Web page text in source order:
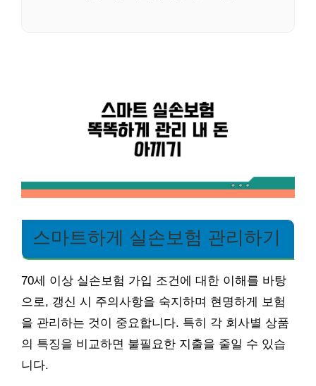
스마트하게 실손보험 관리하기
70세 이상 실손보험 가입 조건에 대한 이해를 바탕
으로, 갱신 시 주의사항을 숙지하며 현명하게 보험
을 관리하는 것이 중요합니다. 특히 각 회사별 상품
의 특징을 비교하면 불필요한 지출을 줄일 수 있습
니다.